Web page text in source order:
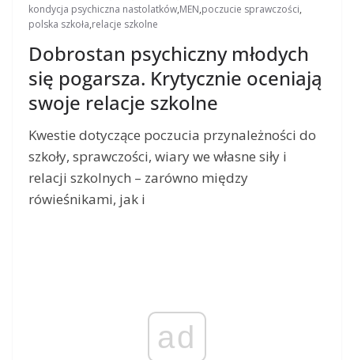
kondycja psychiczna nastolatków,MEN,poczucie sprawczości,
polska szkoła,relacje szkolne
Dobrostan psychiczny młodych
się pogarsza. Krytycznie oceniają
swoje relacje szkolne
Kwestie dotyczące poczucia przynależności do
szkoły, sprawczości, wiary we własne siły i
relacji szkolnych – zarówno między
rówieśnikami, jak i
ad